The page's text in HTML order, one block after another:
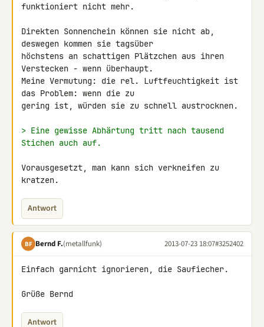
funktioniert nicht mehr.
Direkten Sonnenchein können sie nicht ab,
deswegen kommen sie tagsüber
höchstens an schattigen Plätzchen aus ihren
Verstecken - wenn überhaupt.
Meine Vermutung: die rel. Luftfeuchtigkeit ist
das Problem: wenn die zu
gering ist, würden sie zu schnell austrocknen.
> Eine gewisse Abhärtung tritt nach tausend
Stichen auch auf.
Vorausgesetzt, man kann sich verkneifen zu
kratzen.
Antwort
BF Bernd F.(metallfunk) 2013-07-23 18:07#3252402
Einfach garnicht ignorieren, die Saufiecher.
Grüße Bernd
Antwort